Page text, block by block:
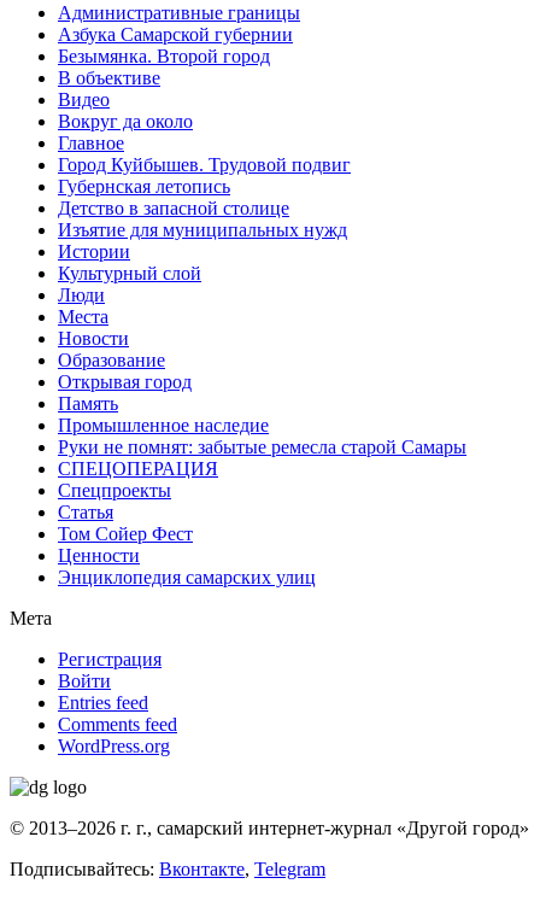
Административные границы
Азбука Самарской губернии
Безымянка. Второй город
В объективе
Видео
Вокруг да около
Главное
Город Куйбышев. Трудовой подвиг
Губернская летопись
Детство в запасной столице
Изъятие для муниципальных нужд
Истории
Культурный слой
Люди
Места
Новости
Образование
Открывая город
Память
Промышленное наследие
Руки не помнят: забытые ремесла старой Самары
СПЕЦОПЕРАЦИЯ
Спецпроекты
Статья
Том Сойер Фест
Ценности
Энциклопедия самарских улиц
Мета
Регистрация
Войти
Entries feed
Comments feed
WordPress.org
© 2013–2026 г. г., самарский интернет-журнал «Другой город»
Подписывайтесь: Вконтакте, Telegram